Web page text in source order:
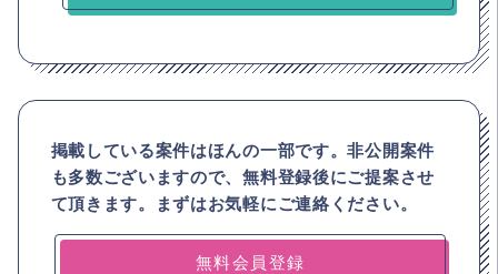
掲載している案件はほんの一部です。非公開案件
も多数ございますので、無料登録後にご提案させ
て頂きます。まずはお気軽にご連絡ください。
無料会員登録